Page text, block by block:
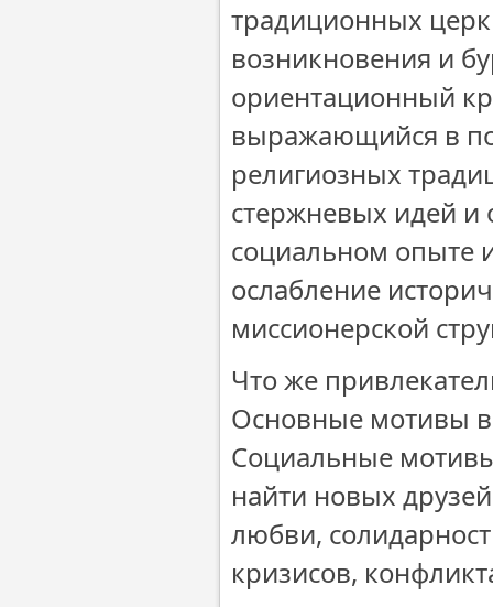
традиционных
возникновения и
ориентационный
выражающийся в
религиозных
стержневых идей
социальном опыте
ослабление
миссионерской
Что же
Основные мотивы
Социальные
найти новых
любви,
кризисов,